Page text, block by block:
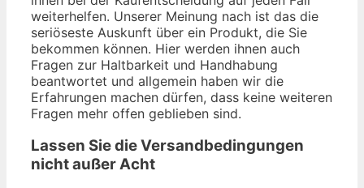
weiterhelfen. Unserer Meinung nach ist das die
seriöseste Auskunft über ein Produkt, die Sie
bekommen können. Hier werden ihnen auch
Fragen zur Haltbarkeit und Handhabung
beantwortet und allgemein haben wir die
Erfahrungen machen dürfen, dass keine weiteren
Fragen mehr offen geblieben sind.
Lassen Sie die Versandbedingungen
nicht außer Acht